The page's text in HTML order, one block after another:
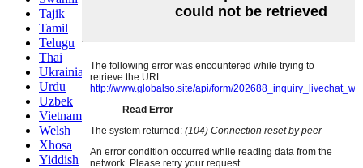
Tajik
Tamil
Telugu
Thai
Ukrainian
Urdu
Uzbek
Vietnamese
Welsh
Xhosa
Yiddish